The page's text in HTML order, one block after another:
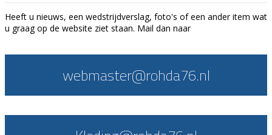
Heeft u nieuws, een wedstrijdverslag, foto's of een ander item wat
u graag op de website ziet staan. Mail dan naar
webmaster@rohda76.nl